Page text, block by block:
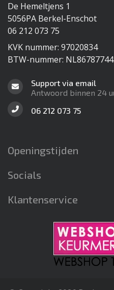
De Hemeltjens 1
5056PA Berkel-Enschot
06 212 073 75
KVK nummer: 97020834
BTW-nummer:
Support via email
Antwoord binnen 24
06 212 073 75
Openingstijden
Socials
Klantenservice